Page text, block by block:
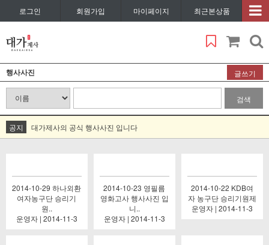
로그인 회원가입 마이페이지 최근본상품
행사사진 글쓰기
검색
공지 대가제사의 공식 행사사진 입니다
2014-10-29 하나외환
여자농구단 승리기
원..
운영자 | 2014-11-3
2014-10-23 영필름
영화고사 행사사진 입
니..
운영자 | 2014-11-3
2014-10-22 KDB여
자 농구단 승리기원제
운영자 | 2014-11-3